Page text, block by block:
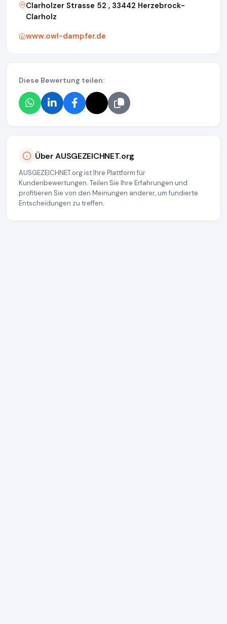
Clarholzer Strasse 52 , 33442 Herzebrock-
Clarholz
www.owl-dampfer.de
Diese Bewertung teilen:
Über AUSGEZEICHNET.org
AUSGEZEICHNET.org ist Ihre Plattform für
Kundenbewertungen. Teilen Sie Ihre Erfahrungen und
profitieren Sie von den Meinungen anderer, um fundierte
Entscheidungen zu treffen.